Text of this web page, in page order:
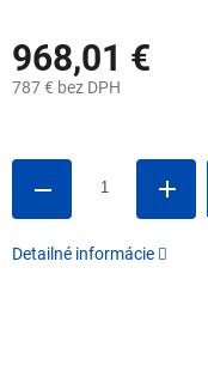
968,01 €
787 € bez DPH
Detailné informácie